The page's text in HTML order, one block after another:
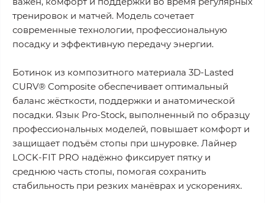
тренировок и матчей. Модель сочетает
современные технологии, профессиональную
посадку и эффективную передачу энергии.
Ботинок из композитного материала 3D-Lasted
CURV® Composite обеспечивает оптимальный
баланс жёсткости, поддержки и анатомической
посадки. Язык Pro-Stock, выполненный по образцу
профессиональных моделей, повышает комфорт и
защищает подъём стопы при шнуровке. Лайнер
LOCK-FIT PRO надёжно фиксирует пятку и
среднюю часть стопы, помогая сохранить
стабильность при резких манёврах и ускорениях.